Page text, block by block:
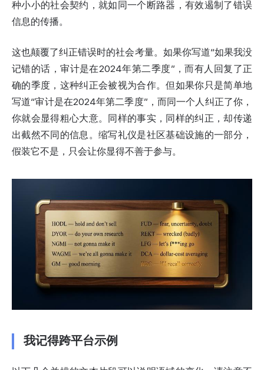
种小小的社会契约，就如同一个断路器，有效遏制了错误
信息的传播。
这也颠覆了纠正错误时的社会考量。如果你写道“如果我没
记错的话，审计是在2024年第二季度”，而有人回复了正
确的季度，这种纠正会被视为合作。但如果你只是简单地
写道“审计是在2024年第二季度”，而同一个人纠正了你，
你就会显得粗心大意。同样的事实，同样的纠正，却传递
出截然不同的信息。缩写礼仪是社区基础设施的一部分，
假装它不是，只会让你显得不善于参与。
我记得跨平台示例